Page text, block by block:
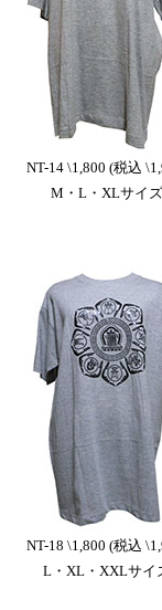
NT-14 \1,800 (税込
M・L・XLサイズ
NT-18 \1,800 (税込
L・XL・XXLサイ